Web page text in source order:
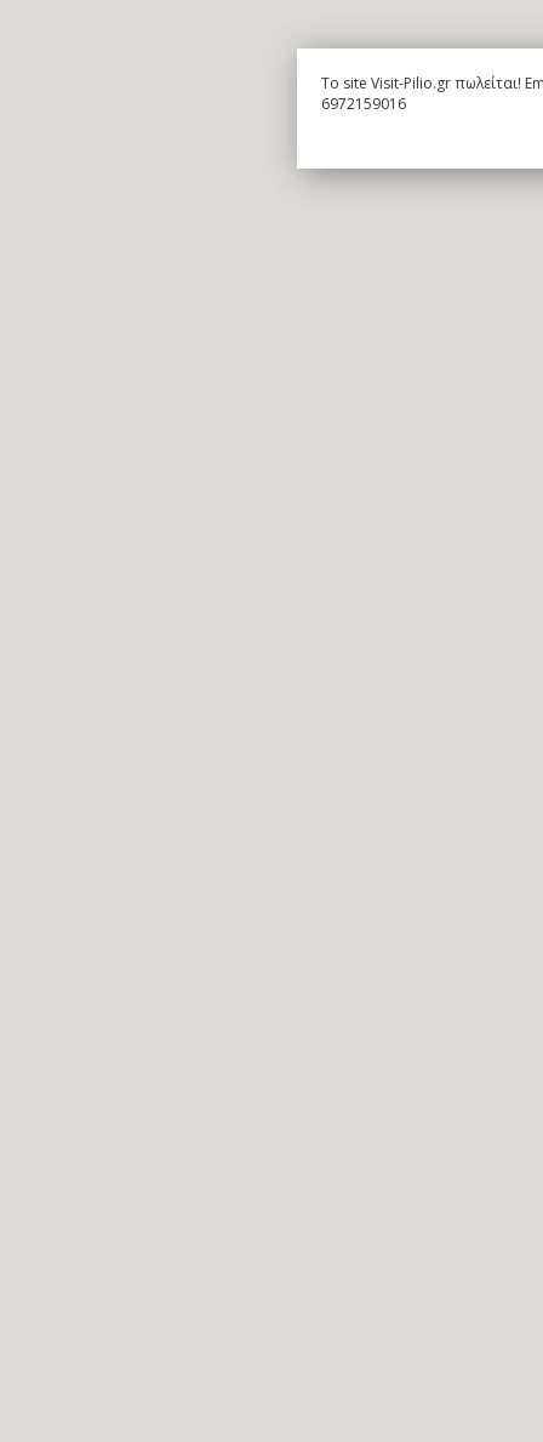
To site Visit-Pilio.gr πωλείται!
6972159016